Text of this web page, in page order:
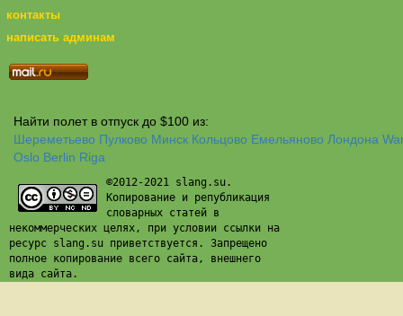
контакты
написать админам
Найти полет в отпуск до $100 из:
Шереметьево Пулково Минск Кольцово Емельяново Лондона
Oslo Berlin Riga
©2012-2021 slang.su.
Копирование и републикация
словарных статей в
некоммерческих целях, при условии ссылки на
ресурс slang.su приветствуется. Запрещено
полное копирование всего сайта, внешнего
вида сайта.